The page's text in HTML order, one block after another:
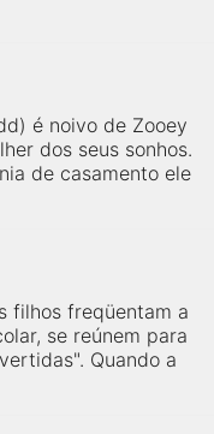
é noivo de Zooey
dos seus sonhos.
de casamento ele
filhos freqüentam a
se reúnem para
Quando a